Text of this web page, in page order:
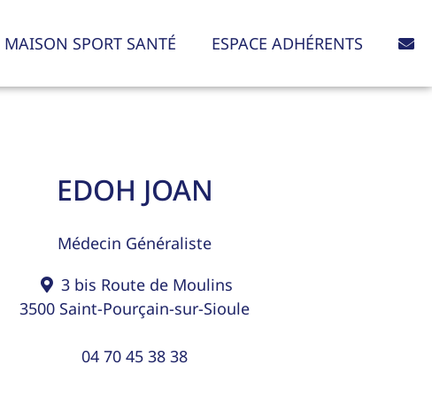
MAISON SPORT SANTÉ ESPACE ADHÉRENTS
EDOH JOAN
Médecin Généraliste
3 bis Route de Moulins
3500 Saint-Pourçain-sur-Sioule
04 70 45 38 38